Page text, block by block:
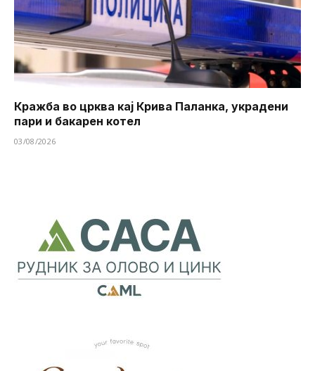
Кражба во црква кај Крива Паланка, украдени
пари и бакарен котел
03/08/2026